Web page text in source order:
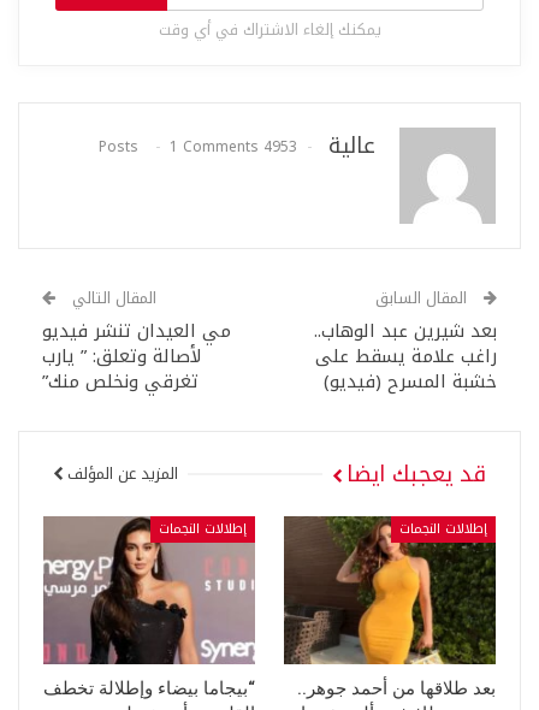
يمكنك إلغاء الاشتراك في أي وقت
عالية 4953 Posts
1 Comments
المقال السابق
بعد شيرين عبد الوهاب..
راغب علامة يسقط على
خشبة المسرح (فيديو)
المقال التالي
مي العيدان تنشر فيديو
لأصالة وتعلق: ” يارب
تغرقي ونخلص منك”
قد يعجبك ايضا المزيد عن المؤلف
إطلالات النجمات
بعد طلاقها من أحمد جوهر..
إطلالات النجمات
“بيجاما بيضاء وإطلالة تخطف